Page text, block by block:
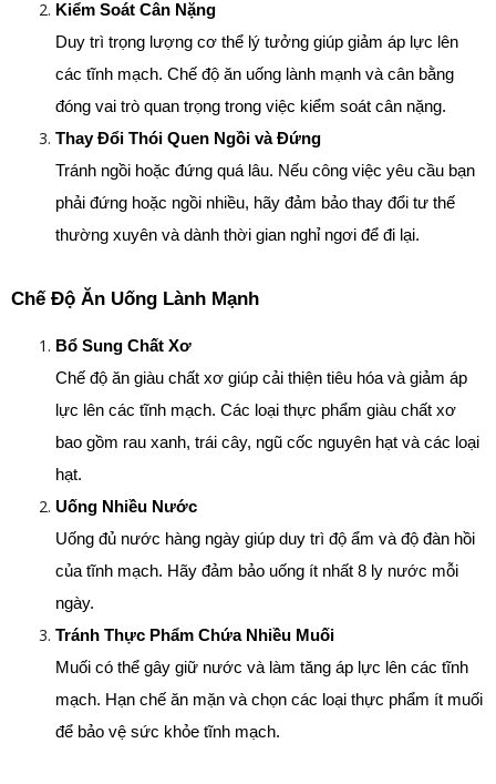
Kiểm Soát Cân Nặng
Duy trì trọng lượng cơ thể lý tưởng giúp giảm áp lực lên
các tĩnh mạch. Chế độ ăn uống lành mạnh và cân bằng
đóng vai trò quan trọng trong việc kiểm soát cân nặng.
Thay Đổi Thói Quen Ngồi và Đứng
Tránh ngồi hoặc đứng quá lâu. Nếu công việc yêu cầu bạn
phải đứng hoặc ngồi nhiều, hãy đảm bảo thay đổi tư thế
thường xuyên và dành thời gian nghỉ ngơi để đi lại.
Chế Độ Ăn Uống Lành Mạnh
Bổ Sung Chất Xơ
Chế độ ăn giàu chất xơ giúp cải thiện tiêu hóa và giảm áp
lực lên các tĩnh mạch. Các loại thực phẩm giàu chất xơ
bao gồm rau xanh, trái cây, ngũ cốc nguyên hạt và các loại
hạt.
Uống Nhiều Nước
Uống đủ nước hàng ngày giúp duy trì độ ẩm và độ đàn hồi
của tĩnh mạch. Hãy đảm bảo uống ít nhất 8 ly nước mỗi
ngày.
Tránh Thực Phẩm Chứa Nhiều Muối
Muối có thể gây giữ nước và làm tăng áp lực lên các tĩnh
mạch. Hạn chế ăn mặn và chọn các loại thực phẩm ít muối
để bảo vệ sức khỏe tĩnh mạch.